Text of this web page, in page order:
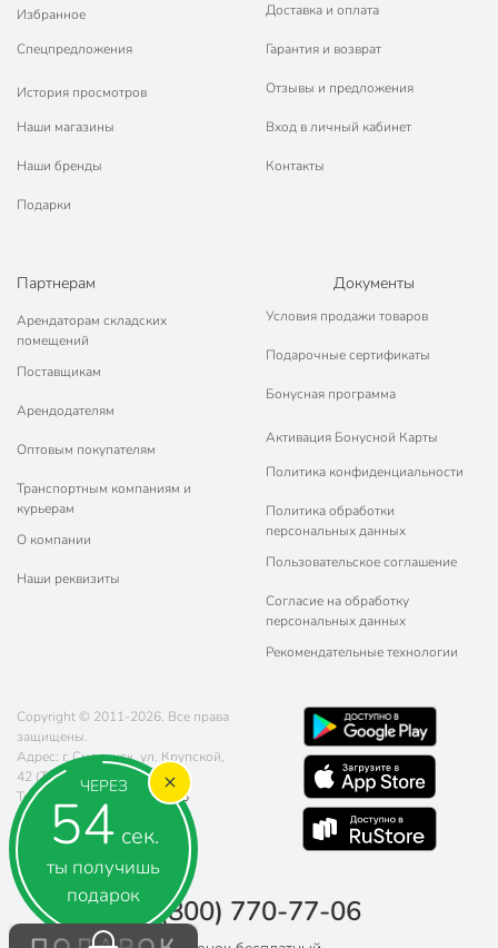
ЧЕРЕЗ
53 сек.
ты получишь
подарок
Избранное
Спецпредложения
История просмотров
Наши магазины
Наши бренды
Подарки
Доставка и оплата
Гарантия и возврат
Отзывы и предложения
Вход в личный кабинет
Контакты
Партнерам
Арендаторам складских
помещений
Поставщикам
Арендодателям
Оптовым покупателям
Транспортным компаниям и
курьерам
О компании
Наши реквизиты
Документы
Условия продажи товаров
Подарочные сертификаты
Бонусная программа
Активация Бонусной Карты
Политика конфиденциальности
Политика обработки
персональных данных
Пользовательское соглашение
Согласие на обработку
персональных данных
Рекомендательные технологии
Copyright © 2011-2026. Все права
защищены.
Адрес: г. Смоленск, ул. Крупской,
42 (ТЦ "Остров")
Телефон:
8 (800) 770-77-06
Почта:sales@poryadok.ru
8 (800) 770-77-06